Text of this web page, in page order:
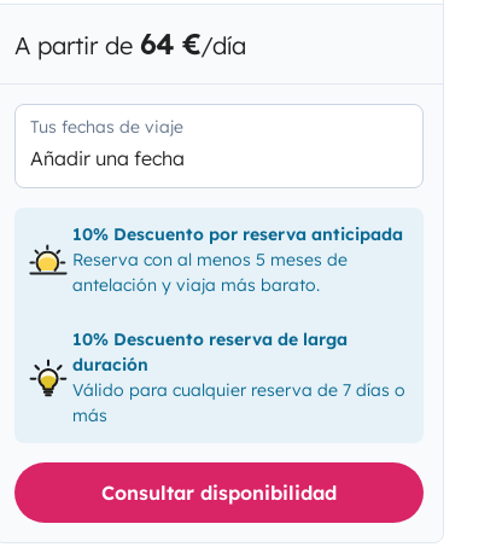
A partir de 64 €/día
Tus fechas de viaje
Añadir una fecha
10% Descuento por reserva anticipada
Reserva con al menos 5 meses de
antelación y viaja más barato.
10% Descuento reserva de larga
duración
Válido para cualquier reserva de 7 días o
más
Consultar disponibilidad